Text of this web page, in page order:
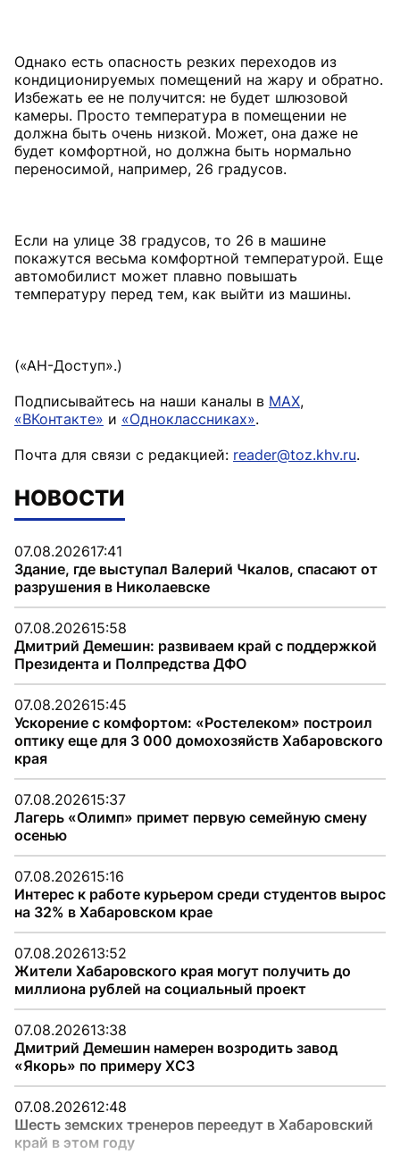
Однако есть опасность резких переходов из
кондиционируемых помещений на жару и обратно.
Избежать ее не получится: не будет шлюзовой
камеры. Просто температура в помещении не
должна быть очень низкой. Может, она даже не
будет комфортной, но должна быть нормально
переносимой, например, 26 градусов.
Если на улице 38 градусов, то 26 в машине
покажутся весьма комфортной температурой. Еще
автомобилист может плавно повышать
температуру перед тем, как выйти из машины.
(«АН-Доступ».)
Подписывайтесь на наши каналы в MAX,
«ВКонтакте» и «Одноклассниках».
Почта для связи с редакцией: reader@toz.khv.ru.
НОВОСТИ
07.08.202617:41
Здание, где выступал Валерий Чкалов, спасают от
разрушения в Николаевске
07.08.202615:58
Дмитрий Демешин: развиваем край с поддержкой
Президента и Полпредства ДФО
07.08.202615:45
Ускорение с комфортом: «Ростелеком» построил
оптику еще для 3 000 домохозяйств Хабаровского
края
07.08.202615:37
Лагерь «Олимп» примет первую семейную смену
осенью
07.08.202615:16
Интерес к работе курьером среди студентов вырос
на 32% в Хабаровском крае
07.08.202613:52
Жители Хабаровского края могут получить до
миллиона рублей на социальный проект
07.08.202613:38
Дмитрий Демешин намерен возродить завод
«Якорь» по примеру ХСЗ
07.08.202612:48
Шесть земских тренеров переедут в Хабаровский
край в этом году